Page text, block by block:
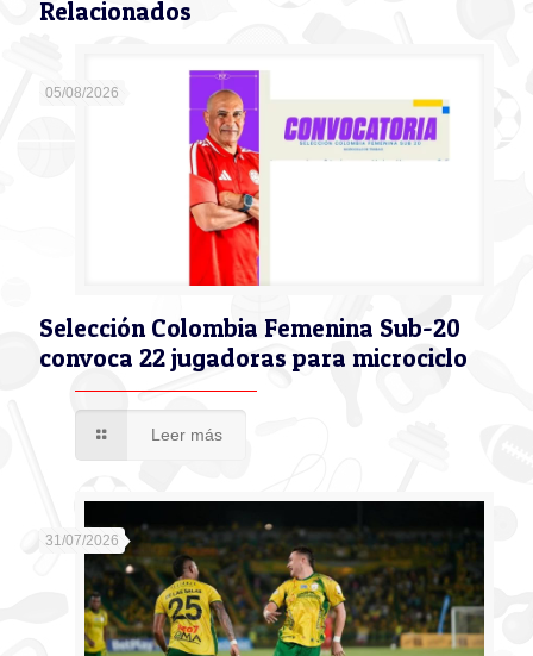
Relacionados
05/08/2026
Selección Colombia Femenina Sub-20
convoca 22 jugadoras para microciclo
Leer más
31/07/2026